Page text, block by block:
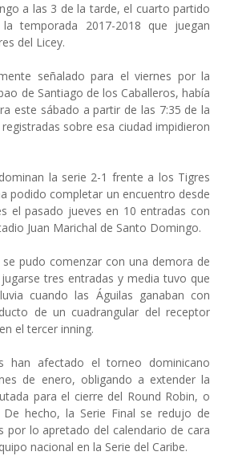
a las 3 de la tarde, el cuarto partido
temporada 2017-2018 que juegan
del Licey.
señalado para el viernes por la
de Santiago de los Caballeros, había
este sábado a partir de las 7:35 de la
sobre esa ciudad impidieron
la serie 2-1 frente a los Tigres
podido completar un encuentro desde
el pasado jueves en 10 entradas con
Juan Marichal de Santo Domingo.
se pudo comenzar con una demora de
tres entradas y media tuvo que
cuando las Águilas ganaban con
de un cuadrangular del receptor
el tercer inning.
han afectado el torneo dominicano
de enero, obligando a extender la
para el cierre del Round Robin, o
hecho, la Serie Final se redujo de
por lo apretado del calendario de cara
nacional en la Serie del Caribe.